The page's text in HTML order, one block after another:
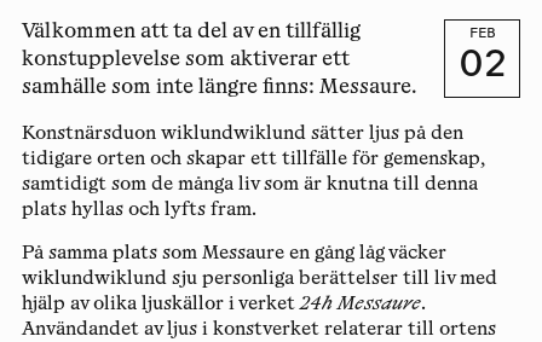
FEB
02
Välkommen att ta del av en tillfällig
konstupplevelse som aktiverar ett
samhälle som inte längre finns: Messaure.
Konstnärsduon wiklundwiklund sätter ljus på den
tidigare orten och skapar ett tillfälle för gemenskap,
samtidigt som de många liv som är knutna till denna
plats hyllas och lyfts fram.
På samma plats som Messaure en gång låg väcker
wiklundwiklund sju personliga berättelser till liv med
hjälp av olika ljuskällor i verket24h Messaure.
Användandet av ljus i konstverket relaterar till ortens